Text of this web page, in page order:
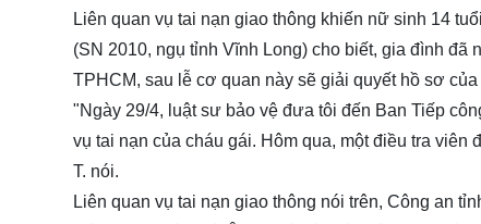
Liên quan vụ tai nạn giao thông khiến nữ sinh 14
(SN 2010, ngụ tỉnh Vĩnh Long) cho biết, gia đình
TPHCM, sau lễ cơ quan này sẽ giải quyết hồ sơ
"Ngày 29/4, luật sư bảo vệ đưa tôi đến Ban Tiếp
vụ tai nạn của cháu gái. Hôm qua, một điều tra
T. nói.
Liên quan vụ tai nạn giao thông nói trên, Công an